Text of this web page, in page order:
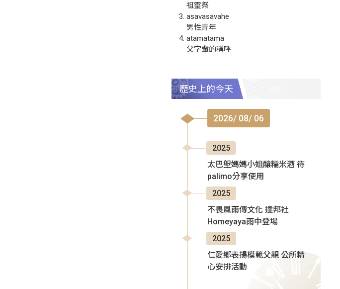
祖靈祭
asavasavahe
男性青年
atamatama
父字輩的稱呼
歷史上的今天
2026/ 08/ 06
2025
太巴塱媽媽小姐釀糯米酒 待
palimo分享使用
2025
不畏風雨傳文化 達邦社
Homeyaya雨中登場
2025
仁愛鄉表揚模範父親 公所精
心安排活動